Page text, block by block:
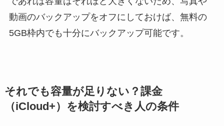
動画のバックアップをオフにしておけば、無料の
5GB枠内でも十分にバックアップ可能です。
それでも容量が足りない？課金
（iCloud+）を検討すべき人の条件